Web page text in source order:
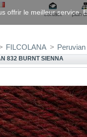
contact plan
FILCOLANA > Peruvian
832 BURNT SIENNA
offrir le meilleur